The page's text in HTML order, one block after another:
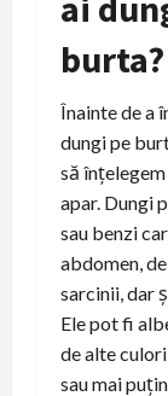
burta?
Înainte de a
dungi pe
să
apar. Dungi
sau benzi
abdomen,
sarcinii, dar
Ele pot fi
de alte
sau mai